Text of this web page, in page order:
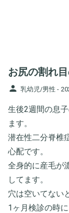
お尻の割れ
person 乳幼児/男性 -
生後2週間の息
ます。
潜在性二分脊椎
心配です。
全身的に産毛が
してます。
穴は空いてない
1ヶ月検診の時